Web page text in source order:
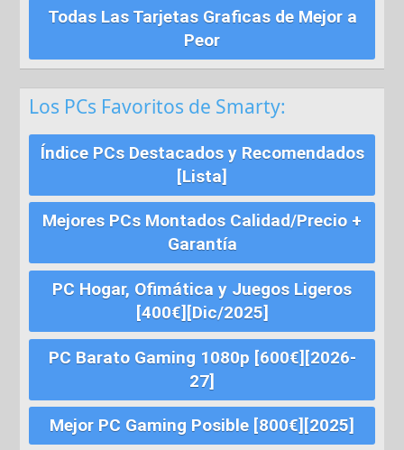
Todas Las Tarjetas Graficas de Mejor a
Peor
Los PCs Favoritos de Smarty:
Índice PCs Destacados y Recomendados
[Lista]
Mejores PCs Montados Calidad/Precio +
Garantía
PC Hogar, Ofimática y Juegos Ligeros
[400€][Dic/2025]
PC Barato Gaming 1080p [600€][2026-
27]
Mejor PC Gaming Posible [800€][2025]